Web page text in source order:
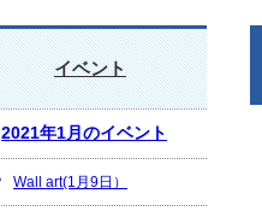
イベント
2021年1月のイベント
Wall art(1月9日）